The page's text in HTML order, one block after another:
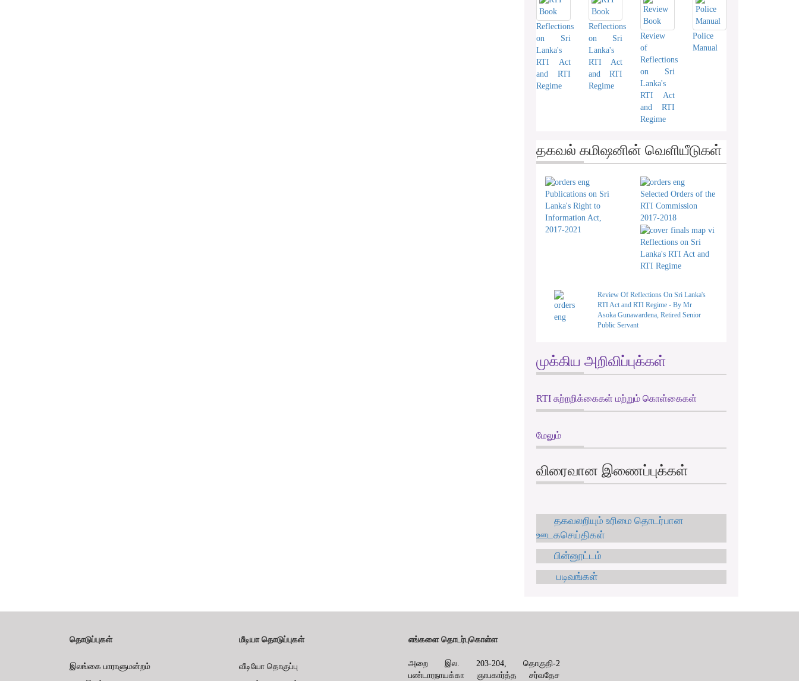
Reflections
on Sri
Lanka's
RTI Act
and RTI
Regime
Reflections
on Sri
Lanka's
RTI Act
and RTI
Regime
Review
of
Reflections
on Sri
Lanka's
RTI Act
and RTI
Regime
Police
Manual
தகவல் கமிஷனின் வெளியீடுகள்
Publications on Sri
Lanka's Right to
Information Act,
2017-2021
Selected Orders of the
RTI Commission
2017-2018
Reflections on Sri
Lanka's RTI Act and
RTI Regime
Review Of Reflections On Sri Lanka's
RTI Act and RTI Regime - By Mr
Asoka Gunawardena, Retired Senior
Public Servant
முக்கிய அறிவிப்புக்கள்
RTI சுற்றறிக்கைகள் மற்றும் கொள்கைகள்
மேலும்
விரைவான இணைப்புக்கள்
தகவலறியும் உரிமை தொடர்பான
ஊடகசெய்திகள்
பின்னூட்டம்
படிவங்கள்
தொடுப்புகள்
இலங்கை பாராளுமன்றம்
மீடியா தொடுப்புகள்
வீடியோ தொகுப்பு
எங்களை தொடர்புகொள்ள
அறை இல. 203-204, தொகுதி-2
பண்டாரநாயக்கா ஞாபகார்த்த சர்வதேச